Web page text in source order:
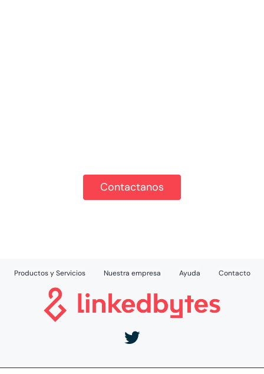
Contactanos
Productos y Servicios Nuestra empresa Ayuda Contacto